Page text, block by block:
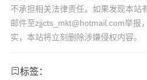
不承担相关法律责任。如果发现本站
邮件至zjjcts_mkt@hotmail.com举报
实，本站将立刻删除涉嫌侵权内容。
标签：